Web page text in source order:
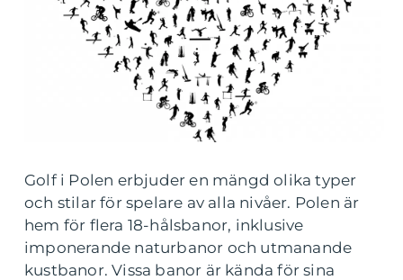
Golf i Polen erbjuder en mängd olika typer
och stilar för spelare av alla nivåer. Polen är
hem för flera 18-hålsbanor, inklusive
imponerande naturbanor och utmanande
kustbanor. Vissa banor är kända för sina